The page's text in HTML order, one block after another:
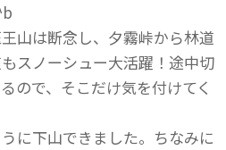
山は断念し、夕霧峠から林道
スノーシュー大活躍！途中切
ので、そこだけ気を付けてく
に下山できました。ちなみに